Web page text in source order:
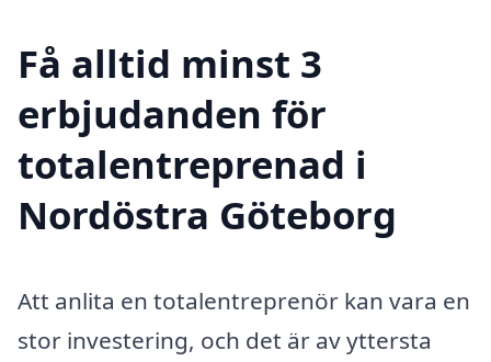
Få alltid minst 3
erbjudanden för
totalentreprenad i
Nordöstra Göteborg
Att anlita en totalentreprenör kan vara en
stor investering, och det är av yttersta